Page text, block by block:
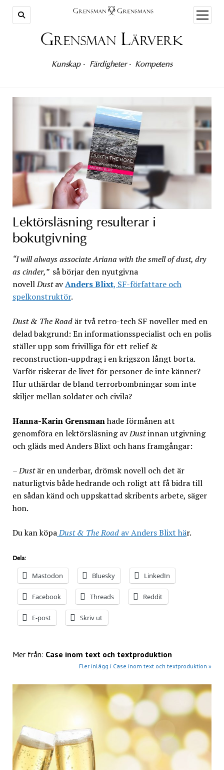
öppna
meny
Grensman Lärverk
Kunskap • Färdigheter • Kompetens
Lektörsläsning resulterar i
bokutgivning
“I will always associate Ariana with the smell of dust, dry
as cinder,” så börjar den nyutgivna
novellDustavAnders Blixt, SF-författare och
spelkonstruktör.
Dust & The Roadär två retro-tech SF noveller med en
delad bakgrund: En informationsspecialist och en polis
ställer upp som frivilliga för ett relief &
reconstruction-uppdrag i en krigszon långt borta.
Varför riskerar de livet för personer de inte känner?
Hur uthärdar de bland terrorbombningar som inte
skiljer mellan soldater och civila?
Hanna-Karin Grensmanhade förmånen att
genomföra en lektörsläsning avDustinnan utgivning
och gläds med Anders Blixt och hans framgångar:
–Dustär en underbar, drömsk novell och det är
naturligtvis både hedrande och roligt att få bidra till
en sådan känd och uppskattad skribents arbete, säger
hon.
Du kan köpaDust & The Road av Anders Blixt här.
Dela:
Mastodon Bluesky LinkedIn
Facebook Threads Reddit
E-post Skriv ut
Mer från: Case inom text och textproduktion
Fler inlägg i Case inom text och textproduktion »